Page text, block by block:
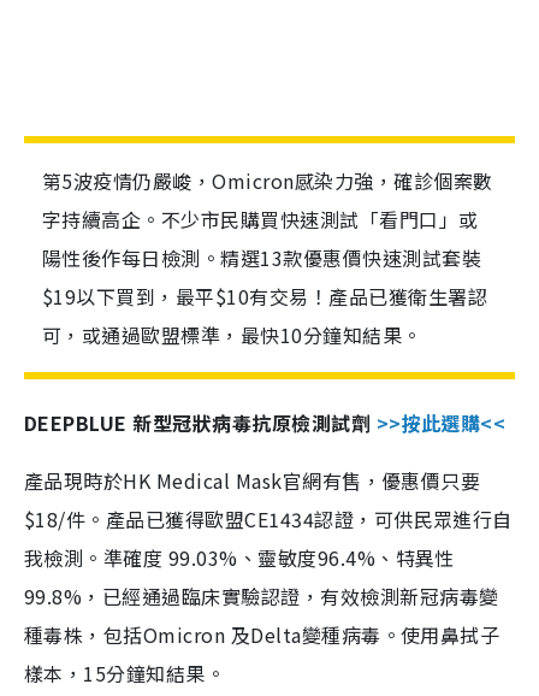
第5波疫情仍嚴峻，Omicron感染力強，確診個案數
字持續高企。不少市民購買快速測試「看門口」或
陽性後作每日檢測。精選13款優惠價快速測試套裝
$19以下買到，最平$10有交易！產品已獲衛生署認
可，或通過歐盟標準，最快10分鐘知結果。
DEEPBLUE 新型冠狀病毒抗原檢測試劑 >>按此選購<<
產品現時於HK Medical Mask官網有售，優惠價只要
$18/件。產品已獲得歐盟CE1434認證，可供民眾進行自
我檢測。準確度 99.03%、靈敏度96.4%、特異性
99.8%，已經通過臨床實驗認證，有效檢測新冠病毒變
種毒株，包括Omicron 及Delta變種病毒。使用鼻拭子
樣本，15分鐘知結果。